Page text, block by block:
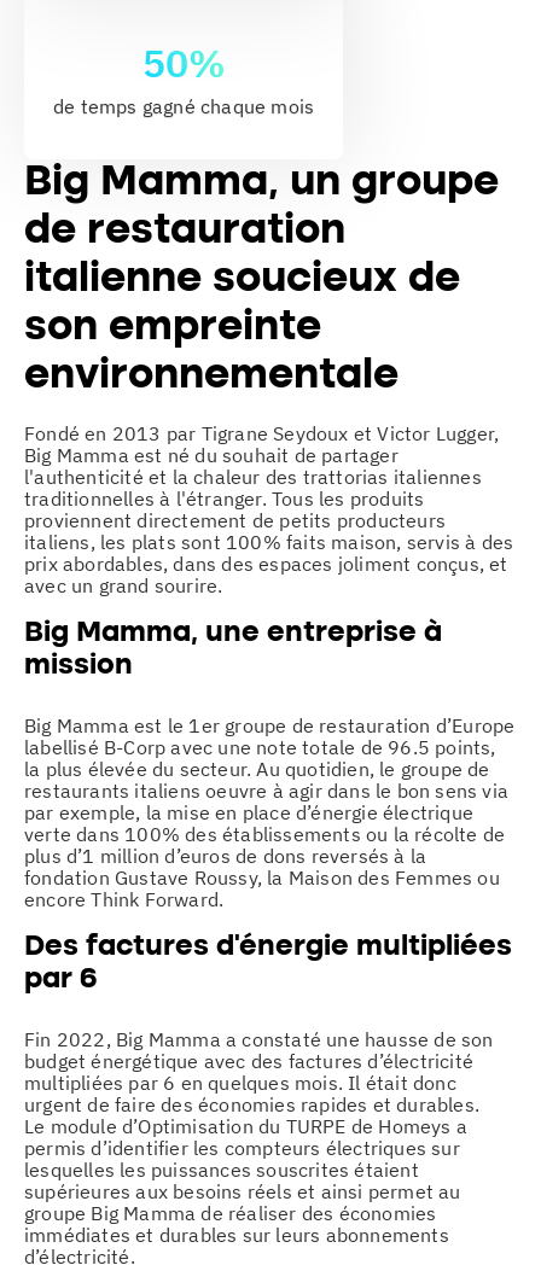
50%
de temps gagné chaque mois
Big Mamma, un groupe
de restauration
italienne soucieux de
son empreinte
environnementale
Fondé en 2013 par Tigrane Seydoux et Victor Lugger,
Big Mamma est né du souhait de partager
l'authenticité et la chaleur des trattorias italiennes
traditionnelles à l'étranger. Tous les produits
proviennent directement de petits producteurs
italiens, les plats sont 100% faits maison, servis à des
prix abordables, dans des espaces joliment conçus, et
avec un grand sourire.
Big Mamma, une entreprise à
mission
Big Mamma est le 1er groupe de restauration d’Europe
labellisé B-Corp avec une note totale de 96.5 points,
la plus élevée du secteur. Au quotidien, le groupe de
restaurants italiens oeuvre à agir dans le bon sens via
par exemple, la mise en place d’énergie électrique
verte dans 100% des établissements ou la récolte de
plus d’1 million d’euros de dons reversés à la
fondation Gustave Roussy, la Maison des Femmes ou
encore Think Forward.
Des factures d’énergie multipliées
par 6
Fin 2022, Big Mamma a constaté une hausse de son
budget énergétique avec des factures d’électricité
multipliées par 6 en quelques mois. Il était donc
urgent de faire des économies rapides et durables.
Le module d’Optimisation du TURPE de Homeys a
permis d’identifier les compteurs électriques sur
lesquelles les puissances souscrites étaient
supérieures aux besoins réels et ainsi permet au
groupe Big Mamma de réaliser des économies
immédiates et durables sur leurs abonnements
d’électricité.